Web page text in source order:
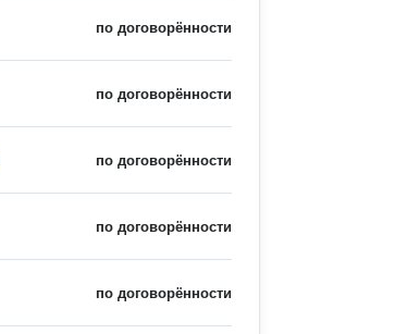
по договорённости
по договорённости
по договорённости
по договорённости
по договорённости